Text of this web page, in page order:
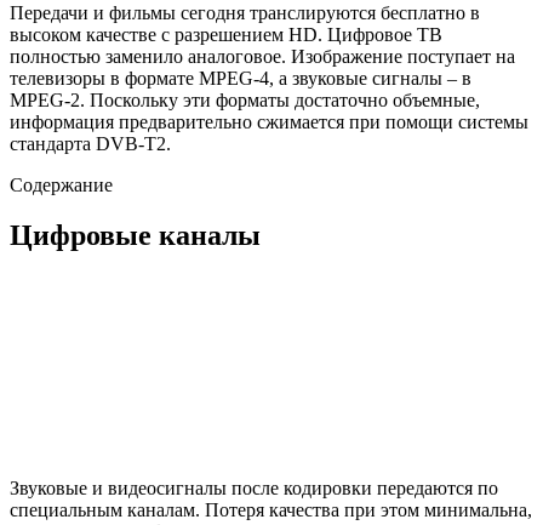
Передачи и фильмы сегодня транслируются бесплатно в
высоком качестве с разрешением HD. Цифровое ТВ
полностью заменило аналоговое. Изображение поступает на
телевизоры в формате MPEG-4, а звуковые сигналы – в
MPEG-2. Поскольку эти форматы достаточно объемные,
информация предварительно сжимается при помощи системы
стандарта DVB-T2.
Содержание
Цифровые каналы
Звуковые и видеосигналы после кодировки передаются по
специальным каналам. Потеря качества при этом минимальна,